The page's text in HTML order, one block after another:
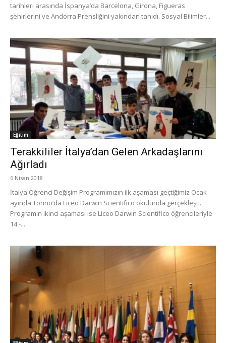
tarihleri arasında İspanya’da Barcelona, Girona, Figueras
şehirlerini ve Andorra Prensliğini yakından tanıdı. Sosyal Bilimler...
Eğitim
Terakkililer İtalya’dan Gelen Arkadaşlarını
Ağırladı
6 Nisan 2018
İtalya Öğrenci Değişim Programımızın ilk aşaması geçtiğimiz Ocak
ayında Torino’da Liceo Darwin Scientifico okulunda gerçekleşti.
Programın ikinci aşaması ise Liceo Darwin Scientifico öğrencileriyle
14 -...